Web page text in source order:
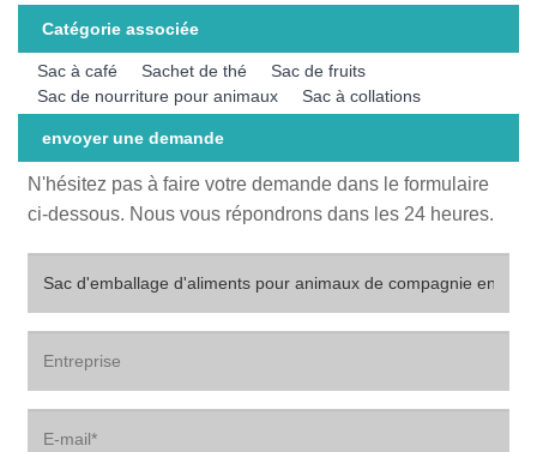
Catégorie associée
Sac à café Sachet de thé
Sac de fruits
Sac de nourriture pour animaux
Sac à collations
envoyer une demande
N'hésitez pas à faire votre demande dans le formulaire
ci-dessous. Nous vous répondrons dans les 24 heures.